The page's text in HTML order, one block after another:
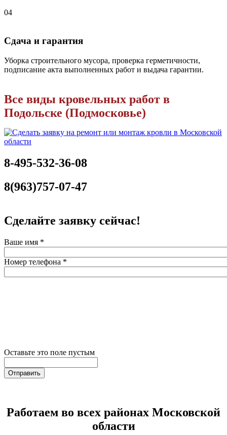
04
Сдача и гарантия
Уборка строительного мусора, проверка герметичности,
подписание акта выполненных работ и выдача гарантии.
Все виды кровельных работ в
Подольске (Подмосковье)
8-495-532-36-08
8(963)757-07-47
Сделайте заявку сейчас!
Ваше имя *
Номер телефона *
Оставьте это поле пустым
Отправить
Работаем во всех районах Московской
области